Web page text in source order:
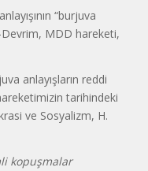
“burjuva
MDD hareketi,
anlayışların reddi
tarihindeki
ve Sosyalizm, H.
kopuşmalar